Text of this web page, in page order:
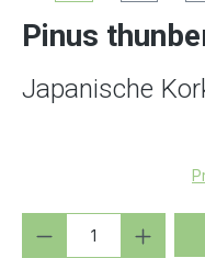
Pinus
Japanische
Produkt